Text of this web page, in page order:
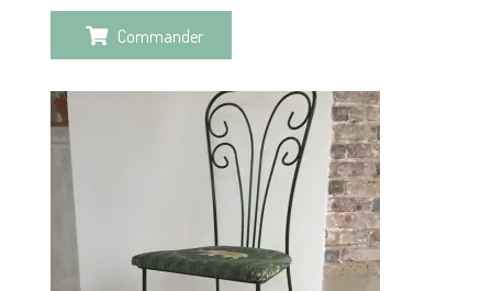
Commander